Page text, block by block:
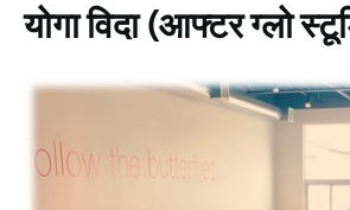
योगा विदा (आफ्टर ग्लो